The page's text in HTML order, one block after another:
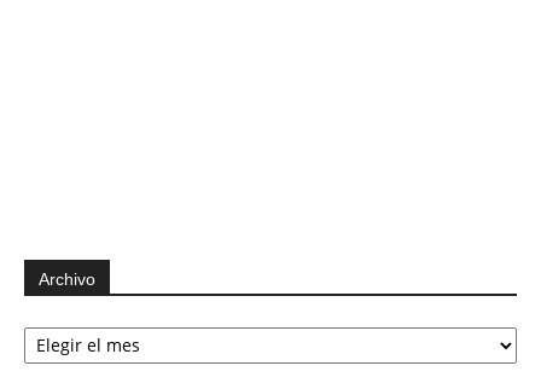
Archivo
Archivo